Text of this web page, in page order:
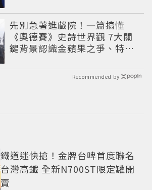
先別急著進戲院！一篇搞懂
《奧德賽》史詩世界觀 7大關
鍵背景認識金蘋果之爭、特洛
Recommended by
鐵道迷快搶！金牌台啤首度聯名
台灣高鐵 全新N700ST限定罐開
賣